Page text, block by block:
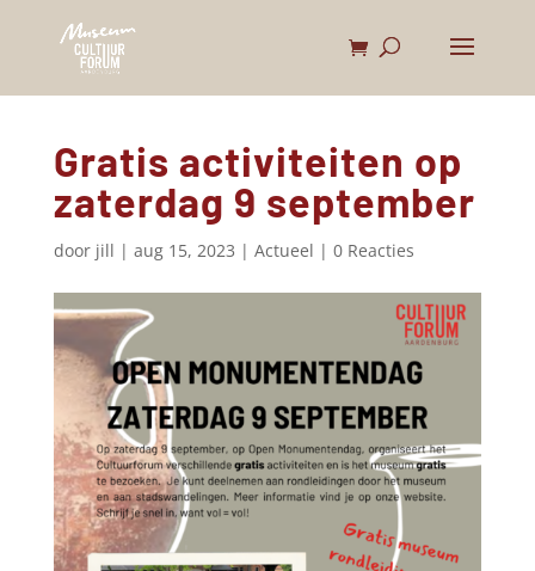
Gratis activiteiten op
zaterdag 9 september
door jill | aug 15, 2023 | Actueel | 0 Reacties